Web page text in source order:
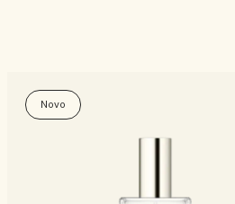
Novo